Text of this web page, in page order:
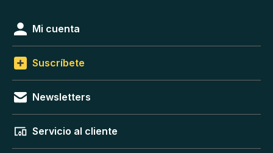
Mi cuenta
Suscríbete
Newsletters
Servicio al cliente